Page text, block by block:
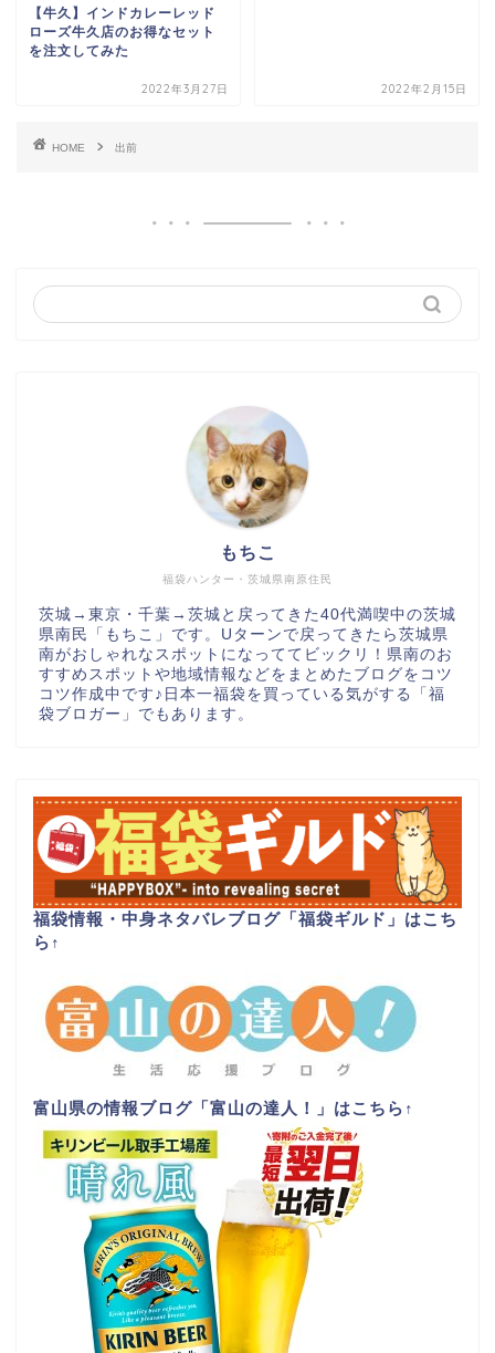
【牛久】インドカレーレッド
ローズ牛久店のお得なセット
を注文してみた
2022年3月27日 2022年2月15日
HOME 出前
福袋ハンター・茨城県南原住民
もちこ
茨城→東京・千葉→茨城と戻ってきた40代満喫中の茨城
県南民「もちこ」です。Uターンで戻ってきたら茨城県
南がおしゃれなスポットになっててビックリ！県南のお
すすめスポットや地域情報などをまとめたブログをコツ
コツ作成中です♪日本一福袋を買っている気がする「福
袋ブロガー」でもあります。
福袋情報・中身ネタバレブログ「福袋ギルド」はこち
ら ↑
富山県の情報ブログ「富山の達人！」はこちら ↑